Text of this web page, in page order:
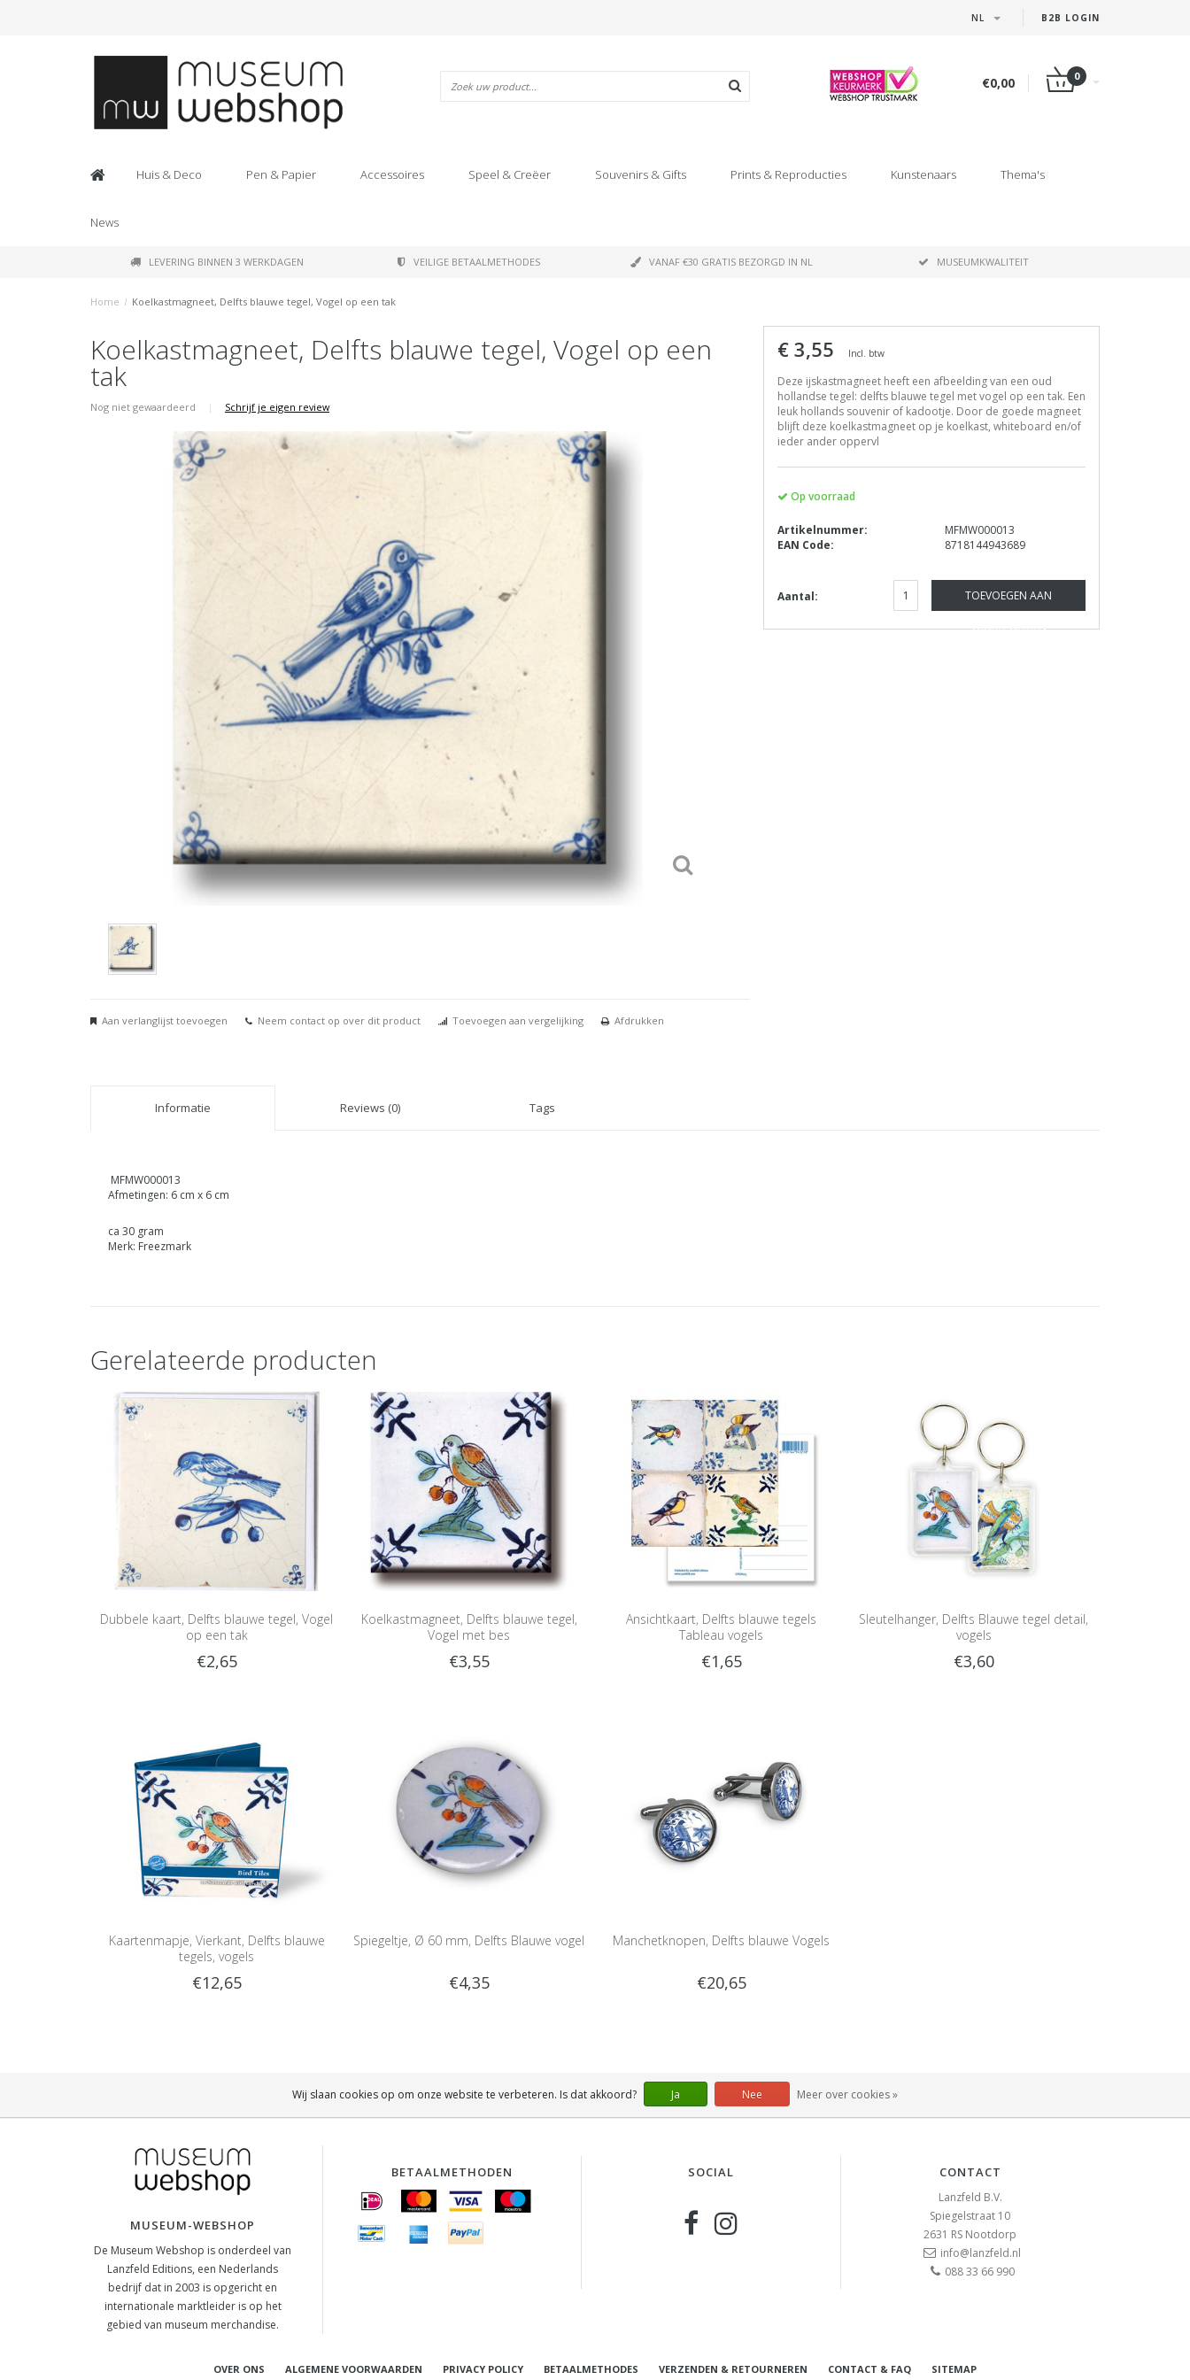
B2B LOGIN
NL
€0,00 0
Huis & Deco Pen & Papier Accessoires Speel & Creëer Souvenirs & Gifts Prints & Reproducties Kunstenaars Thema's
News
LEVERING BINNEN 3 WERKDAGEN VEILIGE BETAALMETHODES VANAF €30 GRATIS BEZORGD IN NL MUSEUMKWALITEIT
Home / Koelkastmagneet, Delfts blauwe tegel, Vogel op een tak
Koelkastmagneet, Delfts blauwe tegel, Vogel op een
tak
Nog niet gewaardeerd | Schrijf je eigen review
Aan verlanglijst toevoegen Neem contact op over dit product Toevoegen aan vergelijking Afdrukken
€ 3,55 Incl. btw
Deze ijskastmagneet heeft een afbeelding van een oud
hollandse tegel: delfts blauwe tegel met vogel op een tak. Een
leuk hollands souvenir of kadootje. Door de goede magneet
blijft deze koelkastmagneet op je koelkast, whiteboard en/of
ieder ander oppervl
Op voorraad
Artikelnummer:
MFMW000013
EAN Code:
8718144943689
Aantal: TOEVOEGEN AAN
WINKELWAGEN
Informatie Reviews (0) Tags
MFMW000013
Afmetingen: 6 cm x 6 cm
ca 30 gram
Merk: Freezmark
Gerelateerde producten
Dubbele kaart, Delfts blauwe tegel, Vogel
op een tak
€2,65
Koelkastmagneet, Delfts blauwe tegel,
Vogel met bes
€3,55
Ansichtkaart, Delfts blauwe tegels
Tableau vogels
€1,65
Sleutelhanger, Delfts Blauwe tegel detail,
vogels
€3,60
Kaartenmapje, Vierkant, Delfts blauwe
tegels, vogels
€12,65
Spiegeltje, Ø 60 mm, Delfts Blauwe vogel
€4,35
Manchetknopen, Delfts blauwe Vogels
€20,65
MUSEUM-WEBSHOP
De Museum Webshop is onderdeel van
Lanzfeld Editions, een Nederlands
bedrijf dat in 2003 is opgericht en
internationale marktleider is op het
gebied van museum merchandise.
BETAALMETHODEN SOCIAL CONTACT
Lanzfeld B.V.
Spiegelstraat 10
2631 RS Nootdorp
info@lanzfeld.nl
088 33 66 990
OVER ONS ALGEMENE VOORWAARDEN PRIVACY POLICY BETAALMETHODES VERZENDEN & RETOURNEREN CONTACT & FAQ SITEMAP
Wij slaan cookies op om onze website te verbeteren. Is dat akkoord? Ja Nee Meer over cookies »